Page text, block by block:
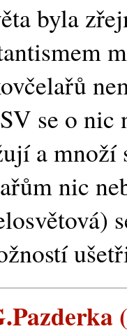
byla
se o nic
a množí
nic